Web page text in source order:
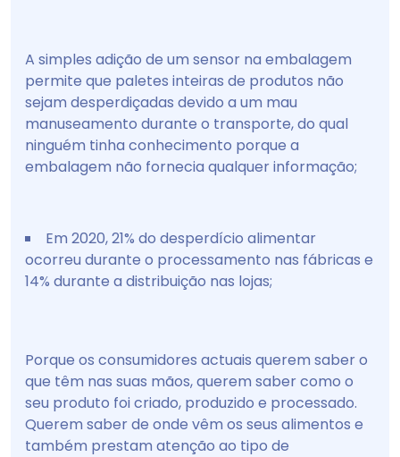
A simples adição de um sensor na embalagem
permite que paletes inteiras de produtos não
sejam desperdiçadas devido a um mau
manuseamento durante o transporte, do qual
ninguém tinha conhecimento porque a
embalagem não fornecia qualquer informação;
Em 2020, 21% do desperdício alimentar
ocorreu durante o processamento nas fábricas e
14% durante a distribuição nas lojas;
Porque os consumidores actuais querem saber o
que têm nas suas mãos, querem saber como o
seu produto foi criado, produzido e processado.
Querem saber de onde vêm os seus alimentos e
também prestam atenção ao tipo de